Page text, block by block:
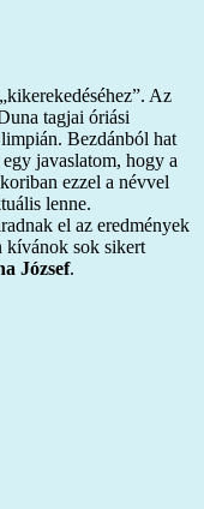
Az
tagjai óriási
Bezdánból hat
javaslatom, hogy a
ezzel a névvel
lenne.
el az eredmények
kívánok sok sikert
József.